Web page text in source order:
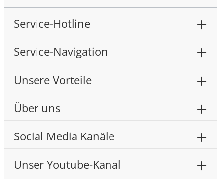
Service-Hotline
Service-Navigation
Unsere Vorteile
Über uns
Social Media Kanäle
Unser Youtube-Kanal